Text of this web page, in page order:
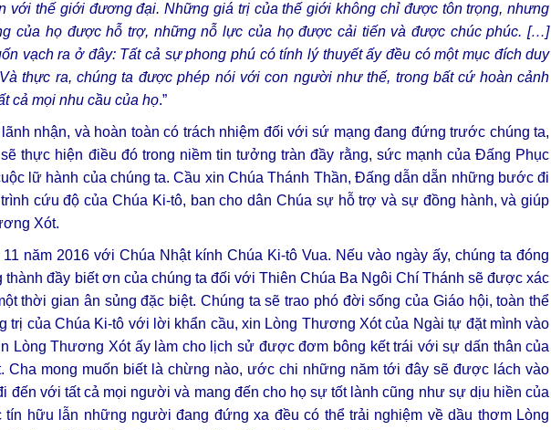
thế giới đương đại. Những giá trị của thế giới không chỉ được tôn trọng, nhưng
của họ được hỗ trợ, những nỗ lực của họ được cải tiến và được chúc phúc. […]
vạch ra ở đây: Tất cả sự phong phú có tính lý thuyết ấy đều có một mục đích duy
thực ra, chúng ta được phép nói với con người như thế, trong bất cứ hoàn cảnh
cả mọi nhu cầu của họ.”
nhận, và hoàn toàn có trách nhiệm đối với sứ mạng đang đứng trước chúng ta,
thực hiện điều đó trong niềm tin tưởng tràn đầy rằng, sức mạnh của Đấng Phục
lữ hành của chúng ta. Cầu xin Chúa Thánh Thần, Đấng dẫn dẵn những bước đi
cứu độ của Chúa Ki-tô, ban cho dân Chúa sự hỗ trợ và sự đồng hành, và giúp
Xót.
năm 2016 với Chúa Nhật kính Chúa Ki-tô Vua. Nếu vào ngày ấy, chúng ta đóng
đầy biết ơn của chúng ta đối với Thiên Chúa Ba Ngôi Chí Thánh sẽ được xác
thời gian ân sủng đặc biệt. Chúng ta sẽ trao phó đời sống của Giáo hội, toàn thể
trị của Chúa Ki-tô với lời khẩn cầu, xin Lòng Thương Xót của Ngài tự đặt mình vào
Lòng Thương Xót ấy làm cho lịch sử được đơm bông kết trái với sự dấn thân của
mong muốn biết là chừng nào, ước chi những năm tới đây sẽ được lách vào
đến với tất cả mọi người và mang đến cho họ sự tốt lành cũng như sự dịu hiền của
hữu lẫn những người đang đứng xa đều có thể trải nghiệm về dầu thơm Lòng